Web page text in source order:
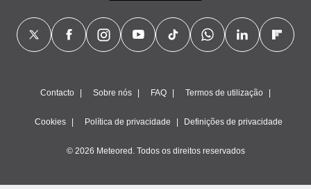
Contacto Sobre nós FAQ Termos de utilização
Cookies Política de privacidade Definições de privacidade
© 2026 Meteored. Todos os direitos reservados